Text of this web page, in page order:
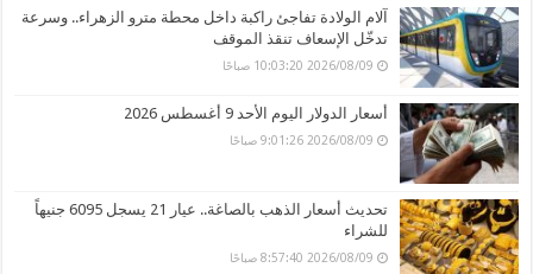
آلام الولادة تفاجئ راكبة داخل محطة مترو الزهراء.. وسرعة
تدخّل الإسعاف تنقذ الموقف
2026/08/09 10:03:20 صباحًا
أسعار الدولار اليوم الأحد 9 أغسطس 2026
2026/08/09 9:01:26 صباحًا
تحديث أسعار الذهب بالصاغة.. عيار 21 يسجل 6095 جنيهاً
للشراء
2026/08/09 8:57:40 صباحًا